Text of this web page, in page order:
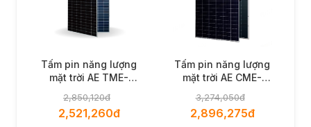
Tấm pin năng lượng
mặt trời AE TME-
120BDS 630W
2,850,120đ
2,521,260đ
Tấm pin năng lượng
mặt trời AE CME-
132BDS 730W
3,274,050đ
2,896,275đ